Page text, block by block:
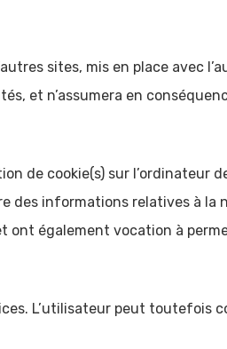
sites, mis en place avec
et n’assumera en
de cookie(s) sur l’ordinateur
des informations relatives à la
également vocation à
L’utilisateur peut toutefois